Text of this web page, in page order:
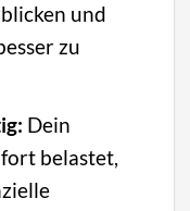
und
zu
Dein
belastet,